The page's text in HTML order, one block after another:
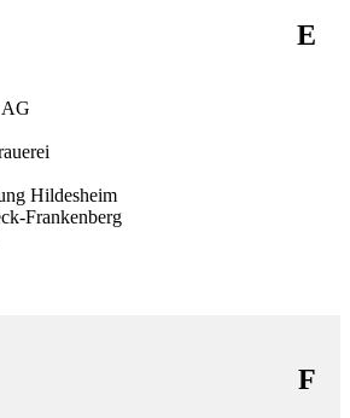
E
AG
Hildesheim
Frankenberg
F